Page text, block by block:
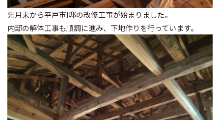
先月末から平戸市I邸の改修工事が始まりました。
内部の解体工事も順調に進み、下地作りを行っています。